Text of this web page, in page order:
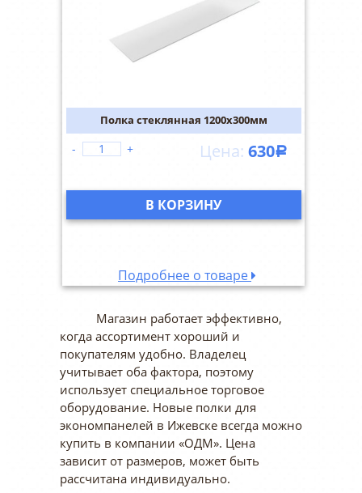
Полка стеклянная 1200х300мм
630Р
- +
В КОРЗИНУ
Подробнее о товаре
Магазин работает эффективно,
когда ассортимент хороший и
покупателям удобно. Владелец
учитывает оба фактора, поэтому
использует специальное торговое
оборудование. Новые полки для
экономпанелей в Ижевске всегда можно
купить в компании «ОДМ». Цена
зависит от размеров, может быть
рассчитана индивидуально.